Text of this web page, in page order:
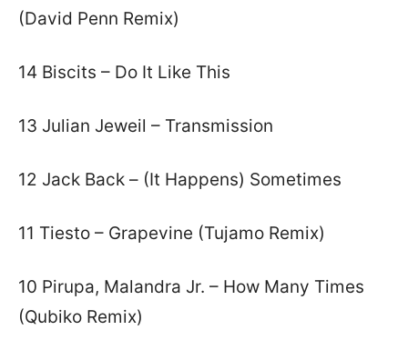
(David Penn Remix)
14 Biscits – Do It Like This
13 Julian Jeweil – Transmission
12 Jack Back – (It Happens) Sometimes
11 Tiesto – Grapevine (Tujamo Remix)
10 Pirupa, Malandra Jr. – How Many Times
(Qubiko Remix)